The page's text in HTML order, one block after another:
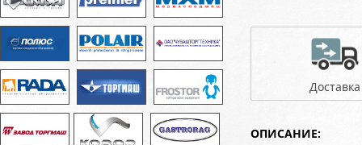
Доставка
ОПИСАНИЕ: